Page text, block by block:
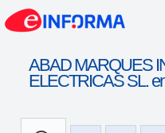
ABAD MARQUES
ELECTRICAS SL.